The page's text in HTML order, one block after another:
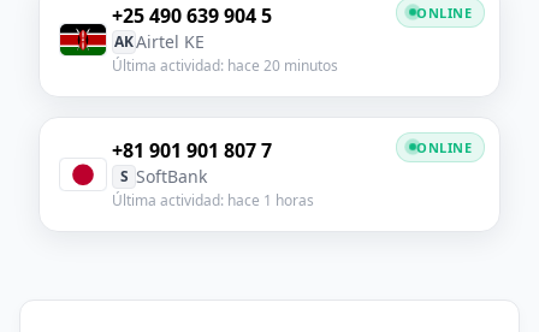
+25 490 639 904 5
AKAirtel KE
Última actividad: hace 20 minutos
ONLINE
+81 901 901 807 7
S SoftBank
Última actividad: hace 1 horas
ONLINE